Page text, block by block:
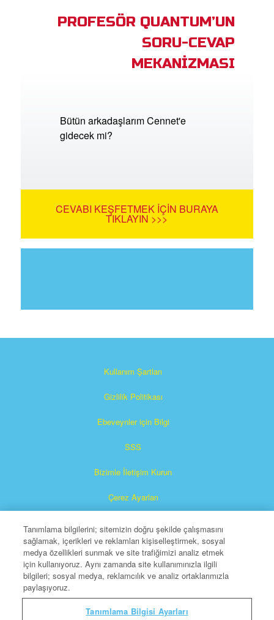
PROFESÖR QUANTUM’UN
SORU-CEVAP
MEKANİZMASI
Bütün arkadaşlarım Cennet'e
gidecek mi?
CEVABI KEŞFETMEK İÇIN BURAYA
TIKLAYIN >>>
Kullanım Şartları
Gizlilik Politikası
Ebeveynler için Bilgi
SSS
Bizimle İletişim Kurun
Çerez Ayarları
Süperkitap, The Christian Broadcasting Network, Inc.'in
Tanımlama bilgilerini; sitemizin doğru şekilde çalışmasını
sağlamak, içerikleri ve reklamları kişiselleştirmek, sosyal
medya özellikleri sunmak ve site trafiğimizi analiz etmek
için kullanıyoruz. Aynı zamanda site kullanımınızla ilgili
bilgileri; sosyal medya, reklamcılık ve analiz ortaklarımızla
paylaşıyoruz.
Tanımlama Bilgisi Ayarları